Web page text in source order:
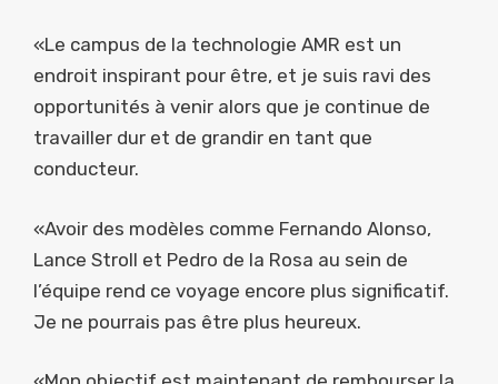
«Le campus de la technologie AMR est un
endroit inspirant pour être, et je suis ravi des
opportunités à venir alors que je continue de
travailler dur et de grandir en tant que
conducteur.
«Avoir des modèles comme Fernando Alonso,
Lance Stroll et Pedro de la Rosa au sein de
l’équipe rend ce voyage encore plus significatif.
Je ne pourrais pas être plus heureux.